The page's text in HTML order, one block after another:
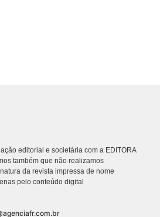
editorial e societária com a EDITORA
também que não realizamos
da revista impressa de nome
pelo conteúdo digital